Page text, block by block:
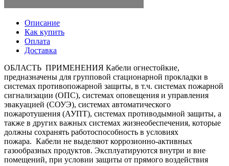
Описание
Как купить
Оплата
Доставка
ОБЛАСТЬ ПРИМЕНЕНИЯ Кабели огнестойкие,
предназначены для групповой стационарной прокладки в
системах противопожарной защиты, в т.ч. системах пожарной
сигнализации (ОПС), системах оповещения и управления
эвакуацией (СОУЭ), системах автоматического
пожаротушения (АУПТ), системах противодымной защиты, а
также в других важных системах жизнеобеспечения, которые
должны сохранять работоспособность в условиях
пожара. Кабели не выделяют коррозионно-активных
газообразных продуктов. Эксплуатируются внутри и вне
помещений, при условии защиты от прямого воздействия